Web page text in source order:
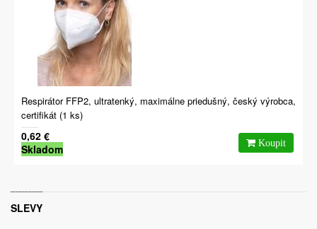
Respirátor FFP2, ultratenký, maximálne priedušný, český výrobca,
certifikát (1 ks)
0,62 €
Skladom
SLEVY